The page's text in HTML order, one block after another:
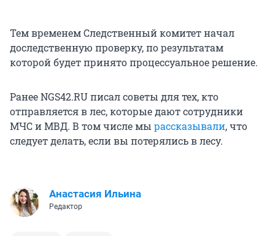
Тем временем Следственный комитет начал
доследственную проверку, по результатам
которой будет принято процессуальное решение.
Ранее NGS42.RU писал советы для тех, кто
отправляется в лес, которые дают сотрудники
МЧС и МВД. В том числе мы рассказывали, что
следует делать, если вы потерялись в лесу.
Анастасия Ильина
Редактор